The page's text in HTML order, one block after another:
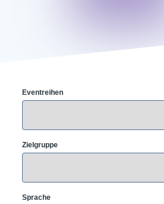
Eventreihen
Zielgruppe
Sprache